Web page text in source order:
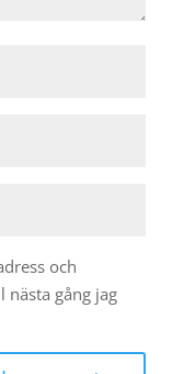
och
nästa gång jag